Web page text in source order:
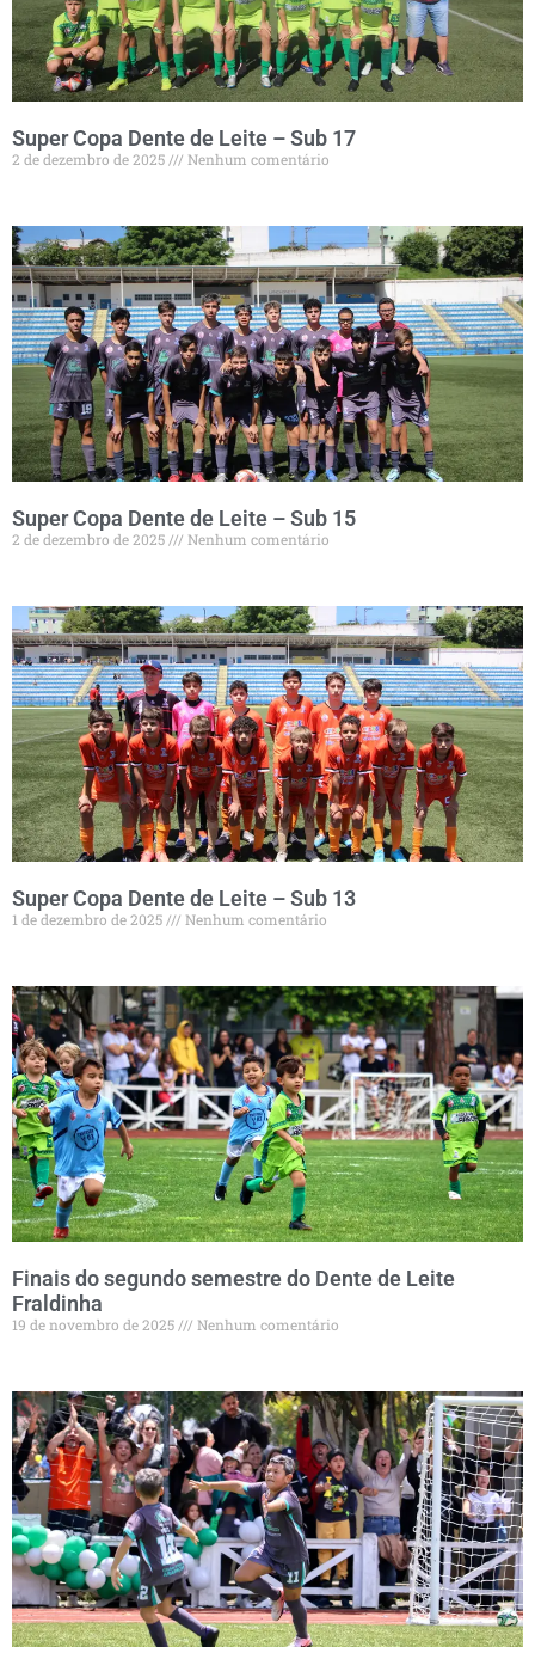
Super Copa Dente de Leite – Sub 17
2 de dezembro de 2025 Nenhum comentário
Super Copa Dente de Leite – Sub 15
2 de dezembro de 2025 Nenhum comentário
Super Copa Dente de Leite – Sub 13
1 de dezembro de 2025 Nenhum comentário
Finais do segundo semestre do Dente de Leite
Fraldinha
19 de novembro de 2025 Nenhum comentário